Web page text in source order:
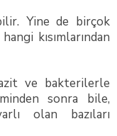
Yine de birçok
kısımlarından
ve bakterilerle
sonra bile,
olan bazıları